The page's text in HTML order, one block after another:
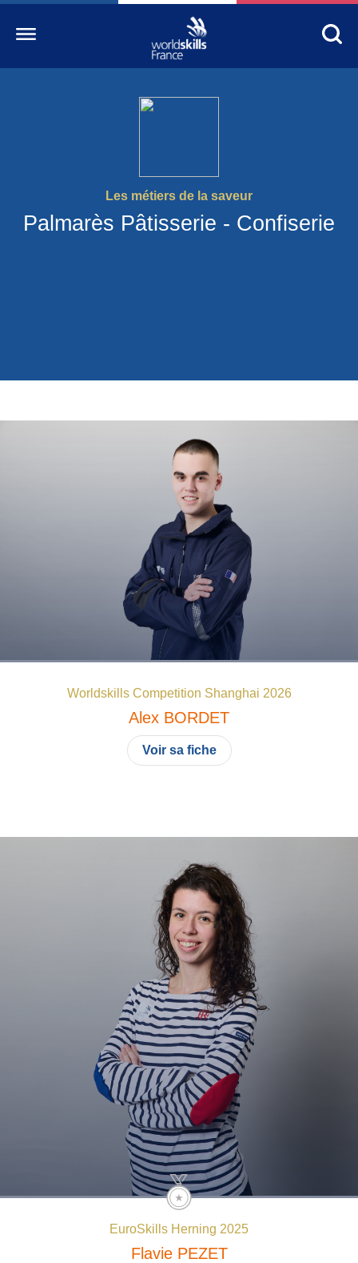
Les métiers de la saveur
Palmarès Pâtisserie - Confiserie
La compétition
Découvrez un métier
S’informer
Suivez l’Équipe de France des métiers
Questions fréquentes
Espace presse
Inscription à la newsletter
Espace membres
Worldskills Competition Shanghai 2026
Alex BORDET
Voir sa fiche
EuroSkills Herning 2025
Flavie PEZET